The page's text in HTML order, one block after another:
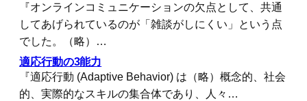
『オンラインコミュニケーションの欠点として、共通
してあげられているのが「雑談がしにくい」という点
でした。（略）…
適応行動の3能力
『適応行動 (Adaptive Behavior) は（略）概念的、社会
的、実際的なスキルの集合体であり、人々…